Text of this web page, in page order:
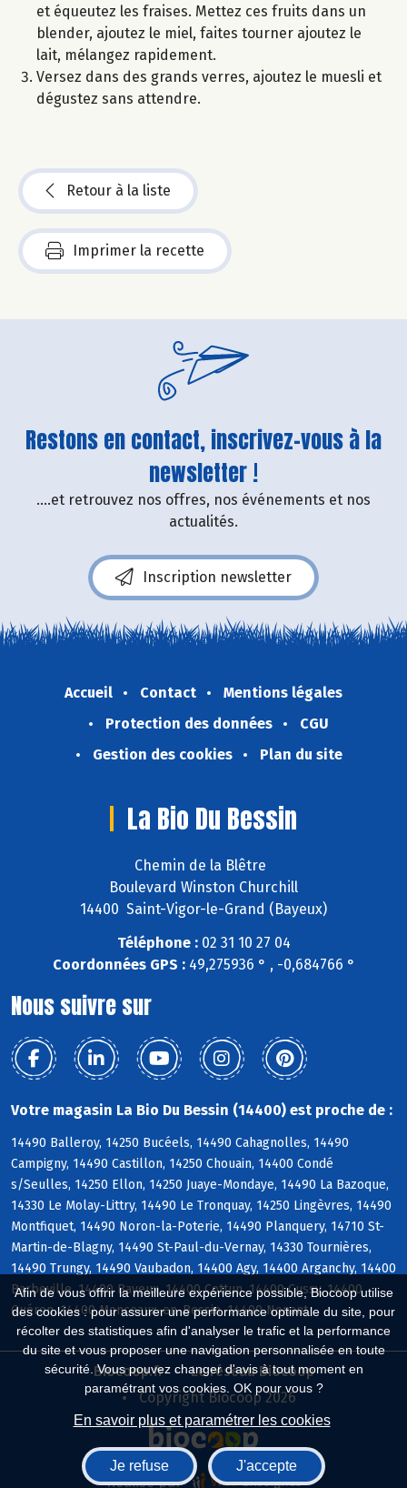
Afin de vous offrir la meilleure expérience possible, Biocoop utilise
des cookies : pour assurer une performance optimale du site, pour
récolter des statistiques afin d'analyser le trafic et la performance
du site et vous proposer une navigation personnalisée en toute
sécurité. Vous pouvez changer d'avis à tout moment en
paramétrant vos cookies. OK pour vous ?
En savoir plus et paramétrer les cookies
Je refuse J'accepte
et équeutez les fraises. Mettez ces fruits dans un
blender, ajoutez le miel, faites tourner ajoutez le
lait, mélangez rapidement.
Versez dans des grands verres, ajoutez le muesli et
dégustez sans attendre.
Retour à la liste
Imprimer la recette
Restons en contact, inscrivez-vous à la
newsletter !
....et retrouvez nos offres, nos événements et nos
actualités.
Inscription newsletter
Accueil Contact
Mentions légales
Protection des données
CGU
Gestion des cookies
Plan du site
La Bio Du Bessin
Chemin de la Blêtre
Boulevard Winston Churchill
14400 Saint-Vigor-le-Grand (Bayeux)
Téléphone :02 31 10 27 04
Coordonnées GPS :49,275936 ° , -0,684766 °
Nous suivre sur
Votre magasin La Bio Du Bessin (14400) est proche de :
14490 Balleroy, 14250 Bucéels, 14490 Cahagnolles, 14490
Campigny, 14490 Castillon, 14250 Chouain, 14400 Condé
s/Seulles, 14250 Ellon, 14250 Juaye-Mondaye, 14490 La Bazoque,
14330 Le Molay-Littry, 14490 Le Tronquay, 14250 Lingèvres, 14490
Montfiquet, 14490 Noron-la-Poterie, 14490 Planquery, 14710 St-
Martin-de-Blagny, 14490 St-Paul-du-Vernay, 14330 Tournières,
14490 Trungy, 14490 Vaubadon, 14400 Agy, 14400 Arganchy, 14400
Barbeville, 14400 Bayeux, 14400 Cottun, 14400 Cussy, 14400
Guéron, 14400 Monceaux-en-Bessin, 14400 Nonant
Biocoop.fr
Le réseau Biocoop
Copyright Biocoop 2026
Réalisé par